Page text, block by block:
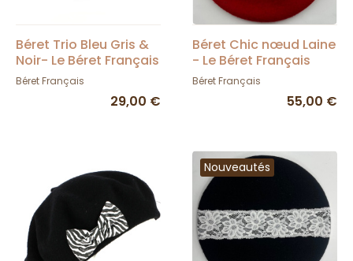
Béret Trio Bleu Gris &
Noir- Le Béret Français
Béret Français
29,00 €
Béret Chic nœud Laine
- Le Béret Français
Béret Français
55,00 €
Nouveautés